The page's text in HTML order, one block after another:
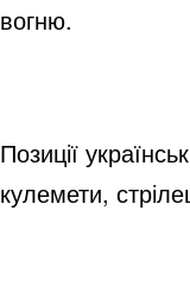
вогню.
Позиції
кулемети,